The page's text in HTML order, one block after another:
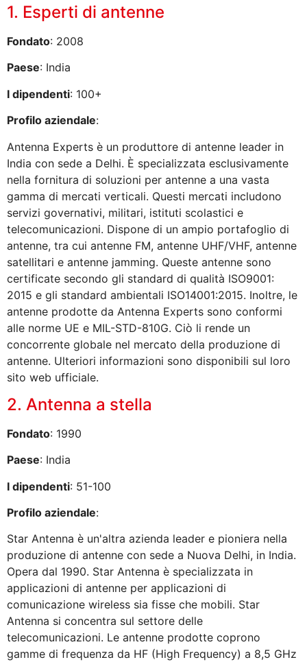
1. Esperti di antenne
Fondato: 2008
Paese: India
I dipendenti: 100+
Profilo aziendale:
Antenna Experts è un produttore di antenne leader in
India con sede a Delhi. È specializzata esclusivamente
nella fornitura di soluzioni per antenne a una vasta
gamma di mercati verticali. Questi mercati includono
servizi governativi, militari, istituti scolastici e
telecomunicazioni. Dispone di un ampio portafoglio di
antenne, tra cui antenne FM, antenne UHF/VHF, antenne
satellitari e antenne jamming. Queste antenne sono
certificate secondo gli standard di qualità ISO9001:
2015 e gli standard ambientali ISO14001:2015. Inoltre, le
antenne prodotte da Antenna Experts sono conformi
alle norme UE e MIL-STD-810G. Ciò li rende un
concorrente globale nel mercato della produzione di
antenne. Ulteriori informazioni sono disponibili sul loro
sito web ufficiale.
2. Antenna a stella
Fondato: 1990
Paese: India
I dipendenti: 51-100
Profilo aziendale:
Star Antenna è un'altra azienda leader e pioniera nella
produzione di antenne con sede a Nuova Delhi, in India.
Opera dal 1990. Star Antenna è specializzata in
applicazioni di antenne per applicazioni di
comunicazione wireless sia fisse che mobili. Star
Antenna si concentra sul settore delle
telecomunicazioni. Le antenne prodotte coprono
gamme di frequenza da HF (High Frequency) a 8,5 GHz